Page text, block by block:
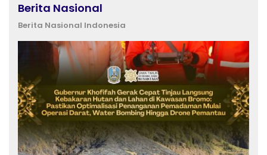
Berita Nasional
Berita Nasional Indonesia